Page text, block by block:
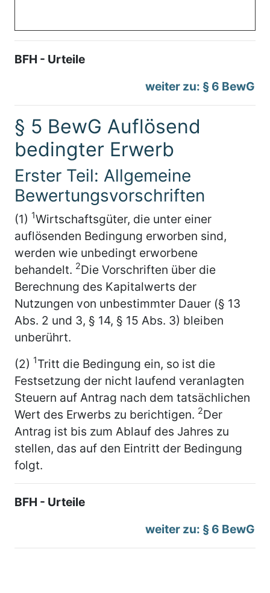
BFH - Urteile
weiter zu: § 6 BewG
§ 5 BewG Auflösend
bedingter Erwerb
Erster Teil: Allgemeine
Bewertungsvorschriften
(1) 1Wirtschaftsgüter, die unter einer
auflösenden Bedingung erworben sind,
werden wie unbedingt erworbene
behandelt. 2Die Vorschriften über die
Berechnung des Kapitalwerts der
Nutzungen von unbestimmter Dauer (§ 13
Abs. 2 und 3, § 14, § 15 Abs. 3) bleiben
unberührt.
(2) 1Tritt die Bedingung ein, so ist die
Festsetzung der nicht laufend veranlagten
Steuern auf Antrag nach dem tatsächlichen
Wert des Erwerbs zu berichtigen. 2Der
Antrag ist bis zum Ablauf des Jahres zu
stellen, das auf den Eintritt der Bedingung
folgt.
BFH - Urteile
weiter zu: § 6 BewG